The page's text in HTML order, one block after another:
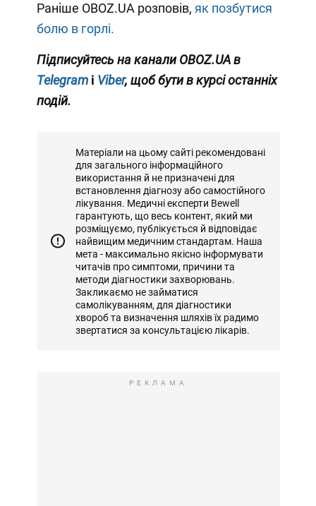
Раніше OBOZ.UA розповів, як позбутися
болю в горлі.
Підписуйтесь на канали OBOZ.UA в
Telegram і Viber, щоб бути в курсі останніх
подій.
Матеріали на цьому сайті рекомендовані
для загального інформаційного
використання й не призначені для
встановлення діагнозу або самостійного
лікування. Медичні експерти Bewell
гарантують, що весь контент, який ми
розміщуємо, публікується й відповідає
найвищим медичним стандартам. Наша
мета - максимально якісно інформувати
читачів про симптоми, причини та
методи діагностики захворювань.
Закликаємо не займатися
самолікуванням, для діагностики
хвороб та визначення шляхів їх радимо
звертатися за консультацією лікарів.
РЕКЛАМА